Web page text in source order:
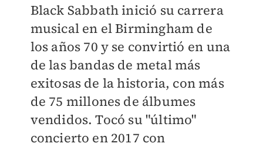
Black Sabbath inició su carrera
musical en el Birmingham de
los años 70 y se convirtió en una
de las bandas de metal más
exitosas de la historia, con más
de 75 millones de álbumes
vendidos. Tocó su "último"
concierto en 2017 con